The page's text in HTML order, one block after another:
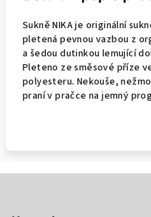
Sukně NIKA je originální
pletená pevnou vazbou z
a šedou dutinkou lemující
Pleteno ze směsové příze
polyesteru. Nekouše,
praní v pračce na